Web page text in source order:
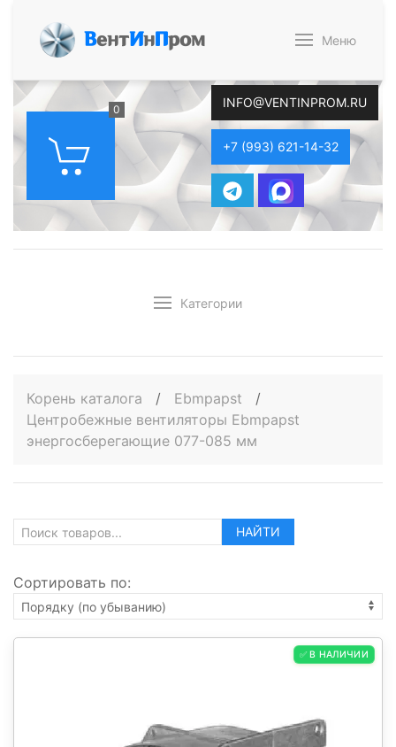
ВентИнПром Меню
0 INFO@VENTINPROM.RU
+7 (993) 621-14-32
Категории
Корень каталога / Ebmpapst
/
Центробежные вентиляторы Ebmpapst
энергосберегающие 077-085 мм
НАЙТИ
Сортировать по:
✅ В НАЛИЧИИ